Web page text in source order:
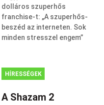
HÍRESSÉGEK
A Shazam 2